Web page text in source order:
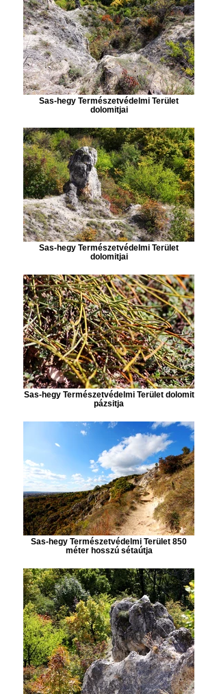
Sas-hegy Természetvédelmi Terület
dolomitjai
Sas-hegy Természetvédelmi Terület
dolomitjai
Sas-hegy Természetvédelmi Terület dolomit
pázsitja
Sas-hegy Természetvédelmi Terület 850
méter hosszú sétaútja